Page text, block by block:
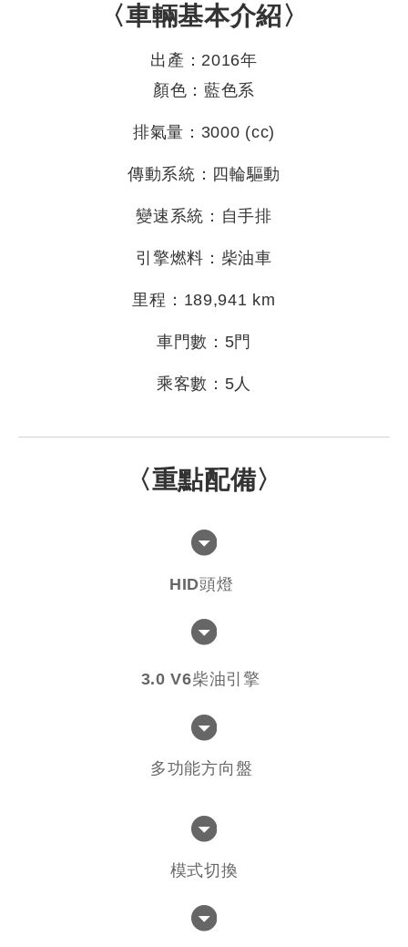
〈車輛基本介紹〉
出產：2016年
顏色：藍色系
排氣量：3000 (cc)
傳動系統：四輪驅動
變速系統：自手排
引擎燃料：柴油車
里程：189,941 km
車門數：5門
乘客數：5人
〈重點配備〉
HID頭燈
3.0 V6柴油引擎
多功能方向盤
模式切換